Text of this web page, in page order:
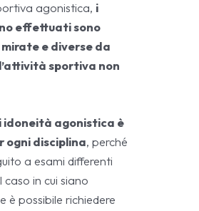
agonistica, i
effettuati sono
e diverse da
sportiva non
agonistica è
ogni disciplina, perché
a esami differenti
caso in cui siano
è possibile richiedere